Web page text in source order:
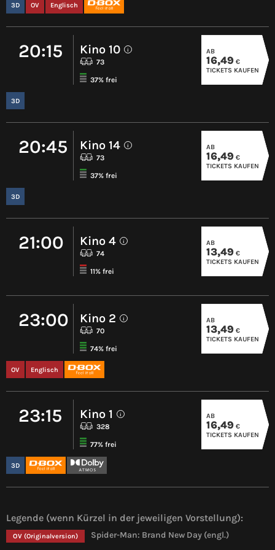
3D OV Englisch
20:15 Kino 10 i
73
37% frei
3D
AB
16,49 €
TICKETS KAUFEN
20:45 Kino 14 i
73
37% frei
3D
AB
16,49 €
TICKETS KAUFEN
21:00 Kino 4 i
74
11% frei
AB
13,49 €
TICKETS KAUFEN
23:00 Kino 2 i
70
74% frei
OV Englisch
AB
13,49 €
TICKETS KAUFEN
23:15 Kino 1 i
328
77% frei
3D
AB
16,49 €
TICKETS KAUFEN
Legende (wenn Kürzel in der jeweiligen Vorstellung):
OV (Originalversion) Spider-Man: Brand New Day (engl.)